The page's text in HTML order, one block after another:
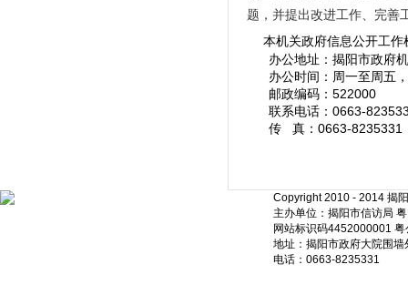
题，并提出改进工作、完善
本机关政府信息公开工
办公地址：揭阳市政府机
办公时间：周一至周五，
邮政编码：522000
联系电话：0663-
传 真：0663-8235331
Copyright 2010 - 2014 揭
主办单位：揭阳市信访局
网站标识码4452000001
地址：揭阳市政府大院围
电话：0663-8235331